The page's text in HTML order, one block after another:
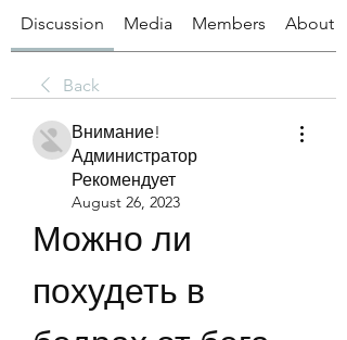
Discussion Media Members About
Back
Внимание!
Администратор
Рекомендует
August 26, 2023
Можно ли
похудеть в